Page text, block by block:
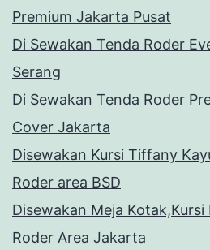
Premium Jakarta Pusat
Di Sewakan Tenda Roder
Serang
Di Sewakan Tenda Roder
Cover Jakarta
Disewakan Kursi Tiffany
Roder area BSD
Disewakan Meja Kotak,Kursi
Roder Area Jakarta